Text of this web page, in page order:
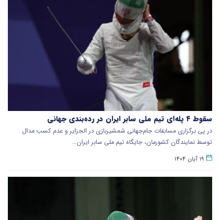
سقوط ۴ پله‌ای تیم ملی سابر ایران در رده‌بندی جهانی
در پی برگزاری مسابقات جام‌جهانی شمشیربازی در الجزایر و عدم کسب مدال
توسط نمایندگان کشورمان، جایگاه تیم ملی سابر ایران…
۱۹ آبان ۱۴۰۴